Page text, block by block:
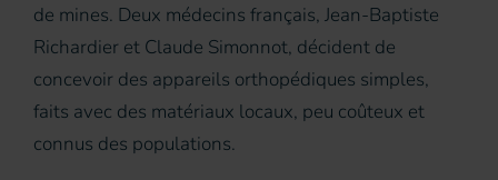
de mines. Deux médecins français, Jean-Baptiste
Richardier et Claude Simonnot, décident de
concevoir des appareils orthopédiques simples,
faits avec des matériaux locaux, peu coûteux et
connus des populations.